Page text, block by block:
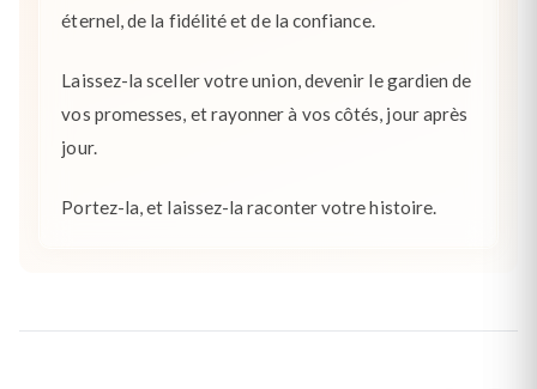
éternel, de la fidélité et de la confiance.
Laissez-la sceller votre union, devenir le gardien de
vos promesses, et rayonner à vos côtés, jour après
jour.
Portez-la, et laissez-la raconter votre histoire.